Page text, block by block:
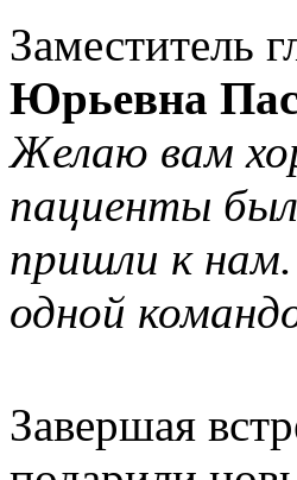
Заместитель
Юрьевна
Желаю вам
пациенты
пришли к
одной
Завершая